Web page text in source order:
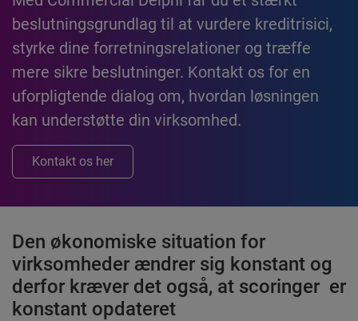
beslutningsgrundlag til at vurdere kreditrisici,
styrke dine forretningsrelationer og træffe
mere sikre beslutninger. Kontakt os for en
uforpligtende dialog om, hvordan løsningen
kan understøtte din virksomhed.
Kontakt os her
Den økonomiske situation for
virksomheder ændrer sig konstant og
derfor kræver det også, at scoringer er
konstant opdateret